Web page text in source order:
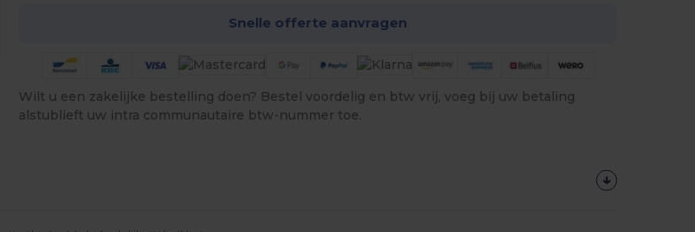
Snelle offerte aanvragen
Wilt u een zakelijke bestelling doen? Bestel voordelig en btw vrij, voeg bij uw betaling
alstublieft uw intra communautaire btw-nummer toe.